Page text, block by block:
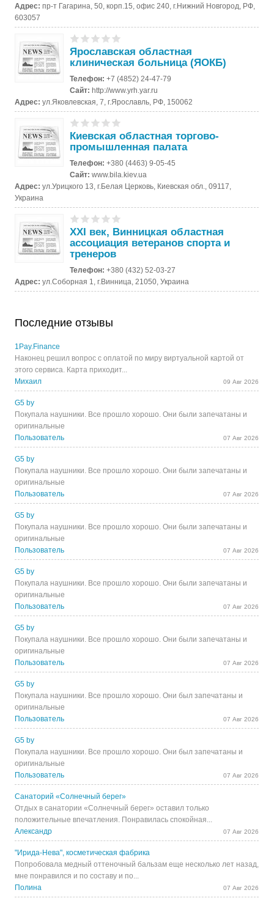
Адрес:пр-т Гагарина, 50, корп.15, офис 240, г.Нижний Новгород, РФ,
603057
Ярославская областная
клиническая больница (ЯОКБ)
Телефон:+7 (4852) 24-47-79
Сайт:http://www.yrh.yar.ru
Адрес:ул.Яковлевская, 7, г.Ярославль, РФ, 150062
Киевская областная торгово-
промышленная палата
Телефон:+380 (4463) 9-05-45
Сайт:www.bila.kiev.ua
Адрес:ул.Урицкого 13, г.Белая Церковь, Киевская обл., 09117,
Украина
XXI век, Винницкая областная
ассоциация ветеранов спорта и
тренеров
Телефон:+380 (432) 52-03-27
Адрес:ул.Соборная 1, г.Винница, 21050, Украина
Последние отзывы
1Pay.Finance
Наконец решил вопрос с оплатой по миру виртуальной картой от
этого сервиса. Карта приходит...
Михаил
09 Авг 2026
G5 by
Покупала наушники. Все прошло хорошо. Они были запечатаны и
оригинальные
Пользователь
07 Авг 2026
G5 by
Покупала наушники. Все прошло хорошо. Они были запечатаны и
оригинальные
Пользователь
07 Авг 2026
G5 by
Покупала наушники. Все прошло хорошо. Они были запечатаны и
оригинальные
Пользователь
07 Авг 2026
G5 by
Покупала наушники. Все прошло хорошо. Они были запечатаны и
оригинальные
Пользователь
07 Авг 2026
G5 by
Покупала наушники. Все прошло хорошо. Они были запечатаны и
оригинальные
Пользователь
07 Авг 2026
G5 by
Покупала наушники. Все прошло хорошо. Они был запечатаны и
оригинальные
Пользователь
07 Авг 2026
G5 by
Покупала наушники. Все прошло хорошо. Они был запечатаны и
оригинальные
Пользователь
07 Авг 2026
Санаторий «Солнечный берег»
Отдых в санатории «Солнечный берег» оставил только
положительные впечатления. Понравилась спокойная...
Александр
07 Авг 2026
"Ирида-Нева", косметическая фабрика
Попробовала медный оттеночный бальзам еще несколько лет назад,
мне понравился и по составу и по...
Полина
07 Авг 2026